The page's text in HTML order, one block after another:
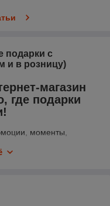
подарки с
и в розницу)
магазин
где подарки
моменты,
к скучным и